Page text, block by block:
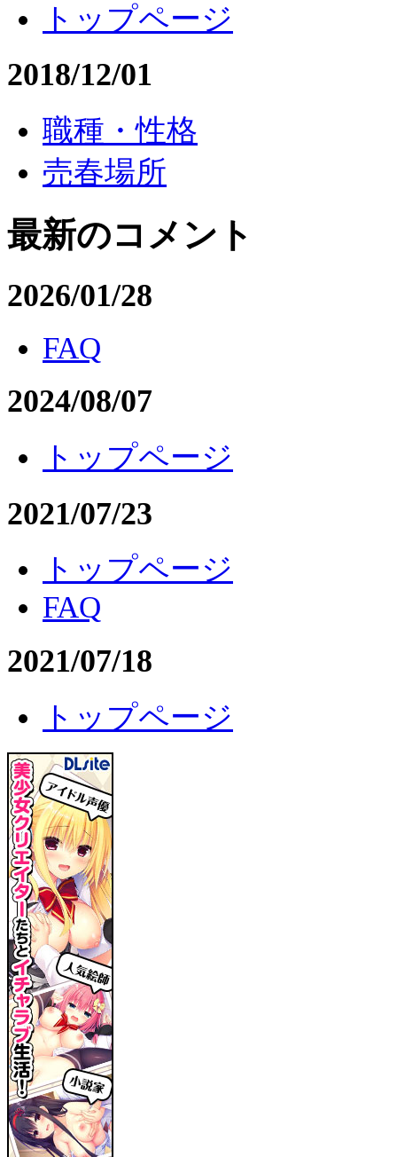
トップページ
2018/12/01
職種・性格
売春場所
最新のコメント
2026/01/28
FAQ
2024/08/07
トップページ
2021/07/23
トップページ
FAQ
2021/07/18
トップページ